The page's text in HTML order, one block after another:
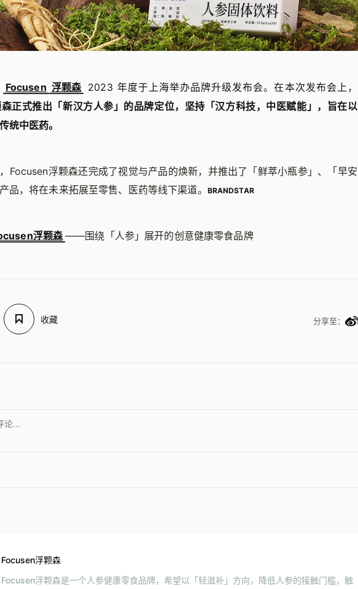
Focusen 浮颗森 2023 年度于上海举办品牌升级发布会。在本次发布会上，
正式推出「新汉方人参」的品牌定位，坚持「汉方科技，中医赋能」，旨在以
统中医药。
Focusen浮颗森还完成了视觉与产品的焕新，并推出了「鲜萃小瓶参」、「早安
品，将在未来拓展至零售、医药等线下渠道。
BRANDSTAR
浮颗森 ——围绕「人参」展开的创意健康零食品牌
收藏 分享至：
Focusen浮颗森
Focusen浮颗森是一个人参健康零食品牌，希望以「轻滋补」方向，降低人参的接触门槛，触